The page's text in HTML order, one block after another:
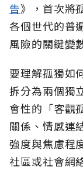
告》，首次將
各個世代的普
風險的關鍵變
要理解孤獨如
拆分為兩個獨
會性的「客觀
關係、情感連
強度與焦慮程
社區或社會網